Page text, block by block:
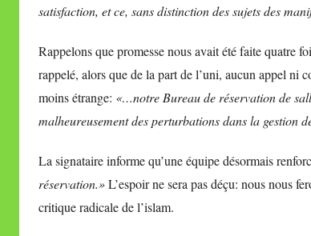
t
satisfaction, et ce, sans distinction des sujets des
Rappelons que promesse nous avait été faite quatre
rappelé, alors que de la part de l’uni, aucun appel ni
moins étrange: «…notre Bureau de réservation de
malheureusement des perturbations dans la gestion
La signataire informe qu’une équipe désormais
réservation.»L’espoir ne sera pas déçu: nous nous
critique radicale de l’islam.